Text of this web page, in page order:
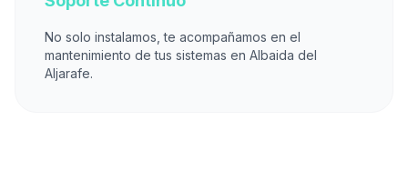
No solo instalamos, te acompañamos en el
mantenimiento de tus sistemas en Albaida del
Aljarafe.